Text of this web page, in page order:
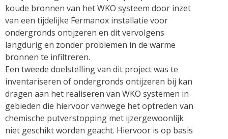
koude bronnen van het WKO systeem door inzet
van een tijdelijke Fermanox installatie voor
ondergronds ontijzeren en dit vervolgens
langdurig en zonder problemen in de warme
bronnen te infiltreren.
Een tweede doelstelling van dit project was te
inventariseren of ondergronds ontijzeren bij kan
dragen aan het realiseren van WKO systemen in
gebieden die hiervoor vanwege het optreden van
chemische putverstopping met ijzergewoonlijk
niet geschikt worden geacht. Hiervoor is op basis